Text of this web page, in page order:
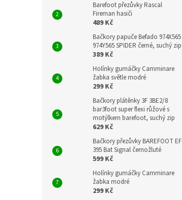
Barefoot přezůvky Rascal
Fireman hasiči
489 Kč
Bačkory papuče Befado 974X565
974Y565 SPIDER černé, suchý zip
389 Kč
Holínky gumáčky Camminare
žabka světle modré
299 Kč
Bačkory plátěnky 3F 3BE2/8
bar3foot super flexi růžové s
motýlkem barefoot, suchý zip
629 Kč
Bačkory přezůvky BAREFOOT EF
395 Bat Signal černožluté
599 Kč
Holínky gumáčky Camminare
žabka modré
299 Kč